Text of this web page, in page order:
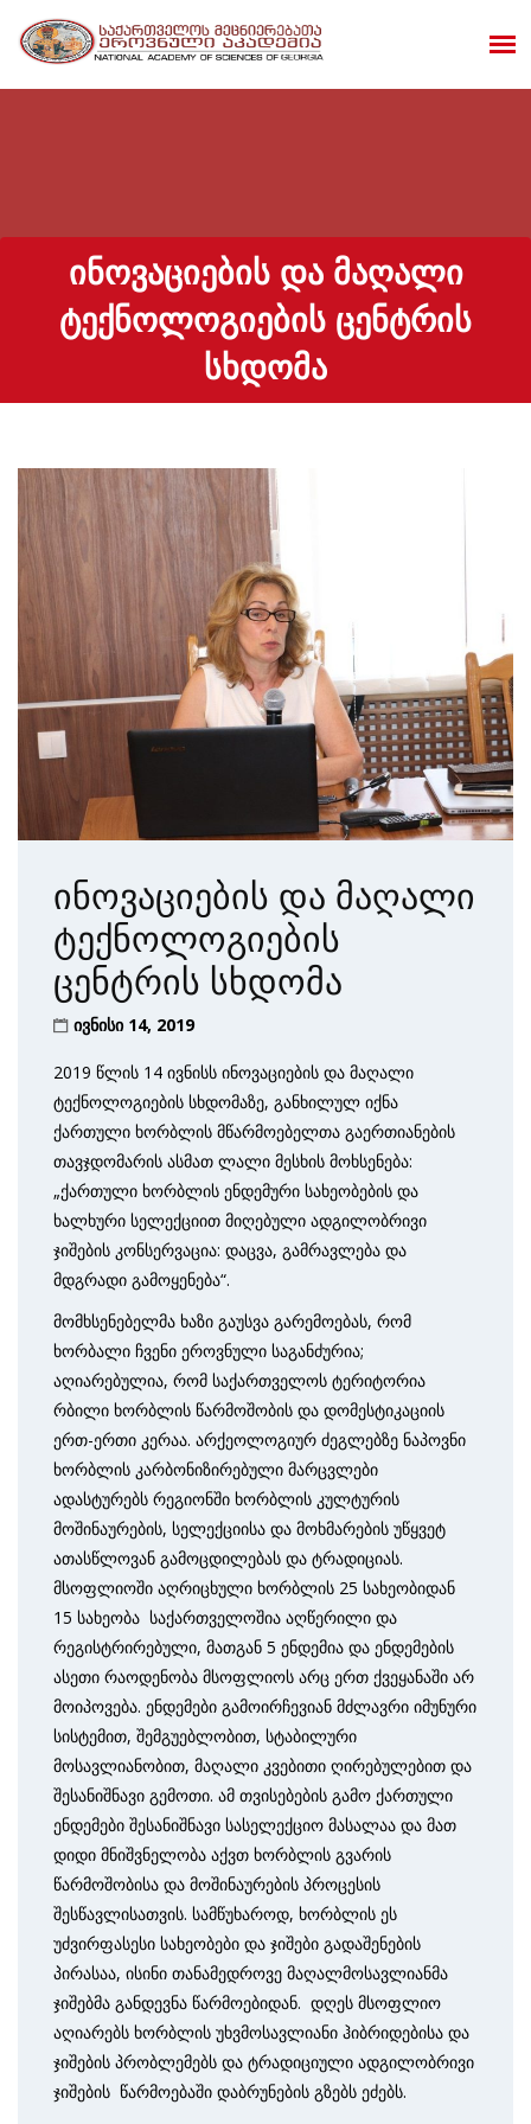
ᲘᲜᲝᲕᲐᲪᲘᲔᲑᲘᲡ ᲓᲐ ᲛᲐᲦᲐᲚᲘ
ᲢᲔᲥᲜᲝᲚᲝᲒᲘᲔᲑᲘᲡ ᲪᲔᲜᲢᲠᲘᲡ
ᲡᲮᲓᲝᲛᲐ
ინოვაციების და მაღალი
ტექნოლოგიების
ცენტრის სხდომა
ივნისი 14, 2019
2019 წლის 14 ივნისს ინოვაციების და მაღალი
ტექნოლოგიების სხდომაზე, განხილულ იქნა
ქართული ხორბლის მწარმოებელთა გაერთიანების
თავჯდომარის ასმათ ლალი მესხის მოხსენება:
„ქართული ხორბლის ენდემური სახეობების და
ხალხური სელექციით მიღებული ადგილობრივი
ჯიშების კონსერვაცია: დაცვა, გამრავლება და
მდგრადი გამოყენება“.
მომხსენებელმა ხაზი გაუსვა გარემოებას, რომ
ხორბალი ჩვენი ეროვნული საგანძურია;
აღიარებულია, რომ საქართველოს ტერიტორია
რბილი ხორბლის წარმოშობის და დომესტიკაციის
ერთ-ერთი კერაა. არქეოლოგიურ ძეგლებზე ნაპოვნი
ხორბლის კარბონიზირებული მარცვლები
ადასტურებს რეგიონში ხორბლის კულტურის
მოშინაურების, სელექციისა და მოხმარების უწყვეტ
ათასწლოვან გამოცდილებას და ტრადიციას.
მსოფლიოში აღრიცხული ხორბლის 25 სახეობიდან
15 სახეობა საქართველოშია აღწერილი და
რეგისტრირებული, მათგან 5 ენდემია და ენდემების
ასეთი რაოდენობა მსოფლიოს არც ერთ ქვეყანაში არ
მოიპოვება. ენდემები გამოირჩევიან მძლავრი იმუნური
სისტემით, შემგუებლობით, სტაბილური
მოსავლიანობით, მაღალი კვებითი ღირებულებით და
შესანიშნავი გემოთი. ამ თვისებების გამო ქართული
ენდემები შესანიშნავი სასელექციო მასალაა და მათ
დიდი მნიშვნელობა აქვთ ხორბლის გვარის
წარმოშობისა და მოშინაურების პროცესის
შესწავლისათვის. სამწუხაროდ, ხორბლის ეს
უძვირფასესი სახეობები და ჯიშები გადაშენების
პირასაა, ისინი თანამედროვე მაღალმოსავლიანმა
ჯიშებმა განდევნა წარმოებიდან. დღეს მსოფლიო
აღიარებს ხორბლის უხვმოსავლიანი ჰიბრიდებისა და
ჯიშების პრობლემებს და ტრადიციული ადგილობრივი
ჯიშების წარმოებაში დაბრუნების გზებს ეძებს.